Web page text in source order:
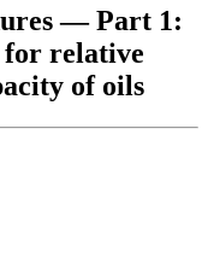
— Part 1:
for relative
of oils